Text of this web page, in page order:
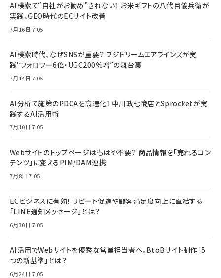
AI検索で“自社がお勧め”されない！ お米ギフトの八代目儀兵衛が
実践、GEO時代のECサイト改善
7月16日 7:05
AI検索時代、なぜSNSが重要？ フジドリームエアラインズが実
践“フォロワー6倍・UGC200％増”の舞台裏
7月14日 7:05
AI分析で施策のPDCAを高速化！ 中川政七商店とSprocketが実
践するAI活用術
7月10日 7:05
Webサイトのトップページはもはや不要？ 商品情報を「売れるコン
テンツ」に変えるPIM/DAM連携
7月8日 7:05
ECビジネスに有効！ リピート促進や顧客満足度向上に直結する
「LINE通知メッセージ」とは？
6月30日 7:05
AI活用でWebサイトを優秀な営業担当者へ。BtoBサイト制作「5
つの新基準」とは？
6月24日 7:05